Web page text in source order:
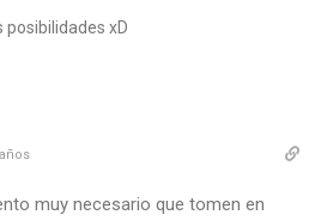
posibilidades xD
muy necesario que tomen en